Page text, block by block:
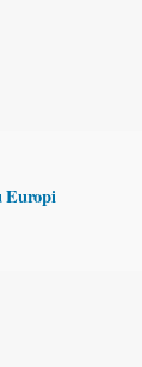
Europi